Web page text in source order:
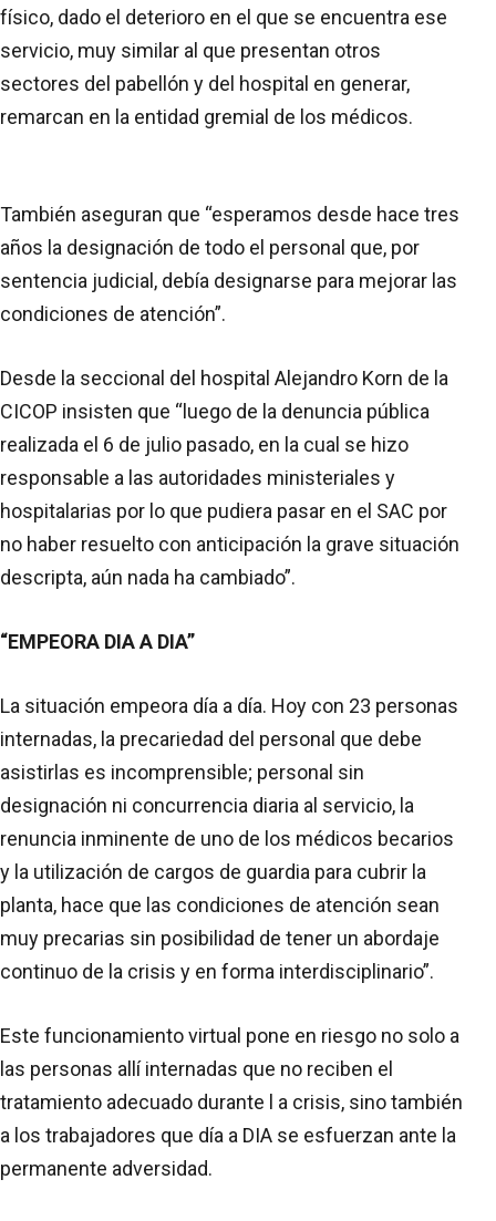
físico, dado el deterioro en el que se encuentra ese
servicio, muy similar al que presentan otros
sectores del pabellón y del hospital en generar,
remarcan en la entidad gremial de los médicos.
También aseguran que “esperamos desde hace tres
años la designación de todo el personal que, por
sentencia judicial, debía designarse para mejorar las
condiciones de atención”.
Desde la seccional del hospital Alejandro Korn de la
CICOP insisten que “luego de la denuncia pública
realizada el 6 de julio pasado, en la cual se hizo
responsable a las autoridades ministeriales y
hospitalarias por lo que pudiera pasar en el SAC por
no haber resuelto con anticipación la grave situación
descripta, aún nada ha cambiado”.
“EMPEORA DIA A DIA”
La situación empeora día a día. Hoy con 23 personas
internadas, la precariedad del personal que debe
asistirlas es incomprensible; personal sin
designación ni concurrencia diaria al servicio, la
renuncia inminente de uno de los médicos becarios
y la utilización de cargos de guardia para cubrir la
planta, hace que las condiciones de atención sean
muy precarias sin posibilidad de tener un abordaje
continuo de la crisis y en forma interdisciplinario”.
Este funcionamiento virtual pone en riesgo no solo a
las personas allí internadas que no reciben el
tratamiento adecuado durante l a crisis, sino también
a los trabajadores que día a DIA se esfuerzan ante la
permanente adversidad.